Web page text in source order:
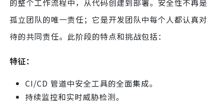
的整个工作流程中，从代码创建到部署。安全性不再是
孤立团队的唯一责任；它是开发团队中每个人都认真对
待的共同责任。此阶段的特点和挑战包括：
特征：
CI/CD 管道中安全工具的全面集成。
持续监控和实时威胁检测。